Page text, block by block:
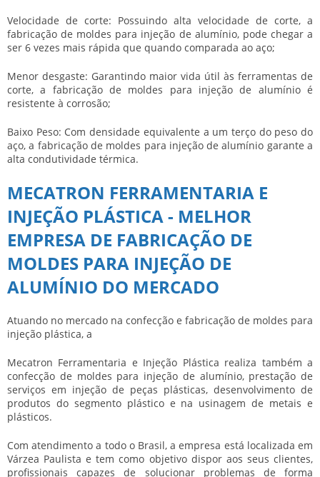
Velocidade de corte: Possuindo alta velocidade de corte, a
fabricação de moldes para injeção de alumínio, pode chegar a
ser 6 vezes mais rápida que quando comparada ao aço;
Menor desgaste: Garantindo maior vida útil às ferramentas de
corte, a fabricação de moldes para injeção de alumínioé
resistente à corrosão;
Baixo Peso: Com densidade equivalente a um terço do peso do
aço, a fabricação de moldes para injeção de alumínio garante a
alta condutividade térmica.
MECATRON FERRAMENTARIA E
INJEÇÃO PLÁSTICA - MELHOR
EMPRESA DE FABRICAÇÃO DE
MOLDES PARA INJEÇÃO DE
ALUMÍNIO DO MERCADO
Atuando no mercado na confecção e fabricação de moldes para
injeção plástica, a
Mecatron Ferramentaria e Injeção Plástica realiza também a
confecção de moldes para injeção de alumínio, prestação de
serviços em injeção de peças plásticas, desenvolvimento de
produtos do segmento plástico e na usinagem de metais e
plásticos.
Com atendimento a todo o Brasil, a empresa está localizada em
Várzea Paulista e tem como objetivo dispor aos seus clientes,
profissionais capazes de solucionar problemas de forma